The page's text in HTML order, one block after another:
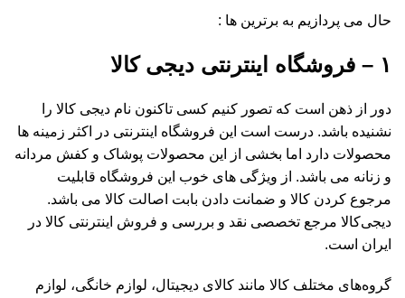
حال می پردازیم به برترین ها :
۱ – فروشگاه اینترنتی دیجی کالا
دور از ذهن است که تصور کنیم کسی تاکنون نام دیجی کالا را
نشنیده باشد. درست است این فروشگاه اینترنتی در اکثر زمینه ها
محصولات دارد اما بخشی از این محصولات پوشاک و کفش مردانه
و زنانه می باشد. از ویژگی های خوب این فروشگاه قابلیت
مرجوع کردن کالا و ضمانت دادن بابت اصالت کالا می باشد.
دیجی‌کالا مرجع تخصصی نقد و بررسی و فروش اینترنتی کالا در
ایران است.
گروه‏‏‌های مختلف کالا مانند کالای دیجیتال، لوازم خانگی، لوازم